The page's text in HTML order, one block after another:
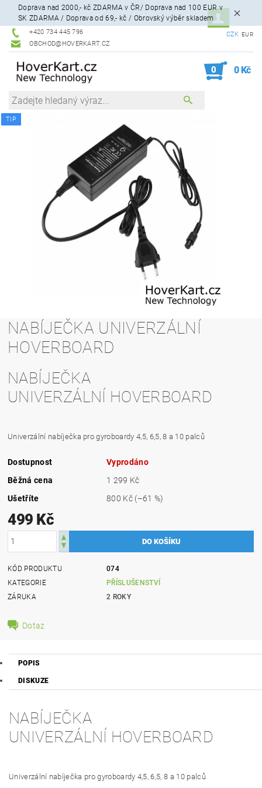
Doprava nad 2000,- kč ZDARMA v ČR/ Doprava nad 100 EUR v
SK ZDARMA / Doprava od 69,- kč / Obrovský výběr skladem
+420 734 445 796
OBCHOD@HOVERKART.CZ
CZK EUR
0 0 Kč
TIP
NABÍJEČKA UNIVERZÁLNÍ
HOVERBOARD
NABÍJEČKA
UNIVERZÁLNÍ HOVERBOARD
Univerzální nabíječka pro gyroboardy 4,5, 6,5, 8 a 10 palců
Dostupnost
Vyprodáno
Běžná cena
1 299 Kč
Ušetříte
800 Kč (–61 %)
499 Kč
KÓD PRODUKTU
074
KATEGORIE
PŘÍSLUŠENSTVÍ
ZÁRUKA
2 ROKY
Dotaz
POPIS
DISKUZE
NABÍJEČKA
UNIVERZÁLNÍ HOVERBOARD
Univerzální nabíječka pro gyroboardy 4,5, 6,5, 8 a 10 palců